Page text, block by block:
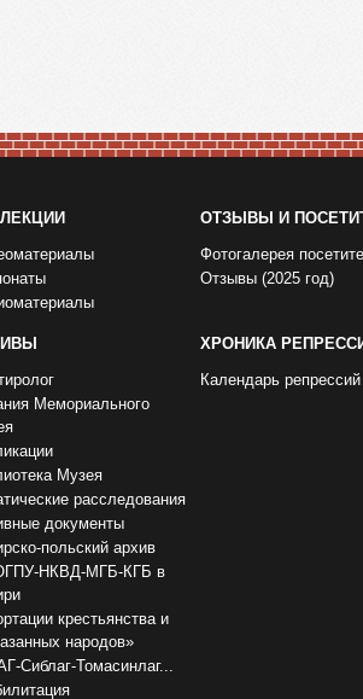
ОТЗЫВЫ И
Фотогалерея
Отзывы (2025 год)
Мемориального
Музея
расследования
документы
польский архив
НКВД-МГБ-КГБ в
крестьянства и
народов»
Сиблаг-Томасинлаг...
ХРОНИКА
Календарь репрессий